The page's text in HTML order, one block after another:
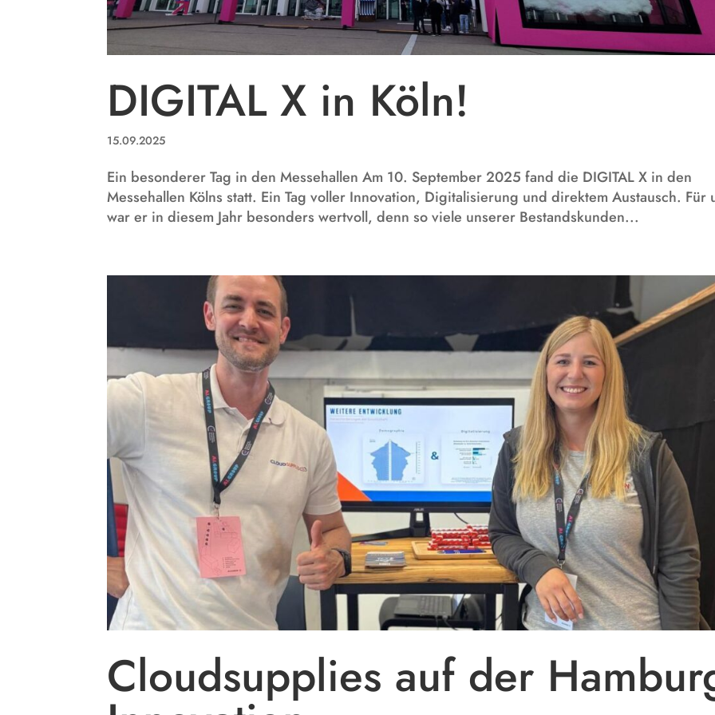
DIGITAL X in Köln!
15.09.2025
Ein besonderer Tag in den Messehallen Am 10. September 2025 fand die DIGITAL X in den
Messehallen Kölns statt. Ein Tag voller Innovation, Digitalisierung und direktem Austausch. Für
war er in diesem Jahr besonders wertvoll, denn so viele unserer Bestandskunden...
Cloudsupplies auf der